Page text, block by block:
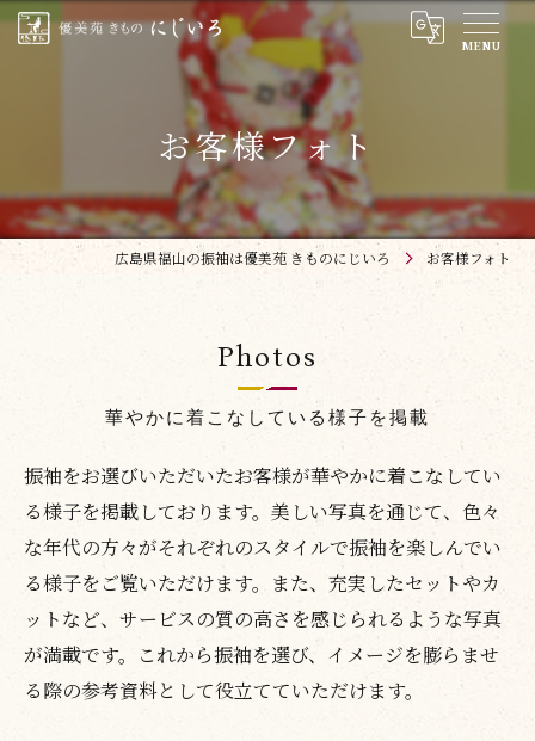
お客様フォト
広島県福山の振袖は優美苑 きものにじいろ お客様フォト
Photos
華やかに着こなしている様子を掲載
振袖をお選びいただいたお客様が華やかに着こなしてい
る様子を掲載しております。美しい写真を通じて、色々
な年代の方々がそれぞれのスタイルで振袖を楽しんでい
る様子をご覧いただけます。また、充実したセットやカ
ットなど、サービスの質の高さを感じられるような写真
が満載です。これから振袖を選び、イメージを膨らませ
る際の参考資料として役立てていただけます。